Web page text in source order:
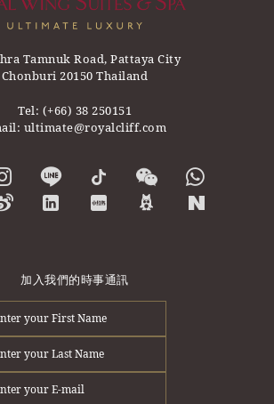
Tamnuk Road, Pattaya City
Chonburi 20150 Thailand
Tel: (+66) 38 250151
ultimate@royalcliff.com
加入我們的時事通訊